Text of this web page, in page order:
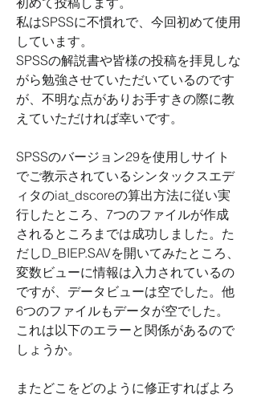
私はSPSSに不慣れで、今回初めて使用
しています。
SPSSの解説書や皆様の投稿を拝見しな
がら勉強させていただいているのです
が、不明な点がありお手すきの際に教
えていただければ幸いです。
SPSSのバージョン29を使用しサイト
でご教示されているシンタックスエデ
ィタのiat_dscoreの算出方法に従い実
行したところ、 7つのファイルが作成
されるところまでは成功しました。た
だしD_BIEP.SAVを開いてみたところ、
変数ビューに情報は入力されているの
ですが、データビューは空でした。他
6つのファイルもデータが空でした。
これは以下のエラーと関係があるので
しょうか。
またどこをどのように修正すればよろ